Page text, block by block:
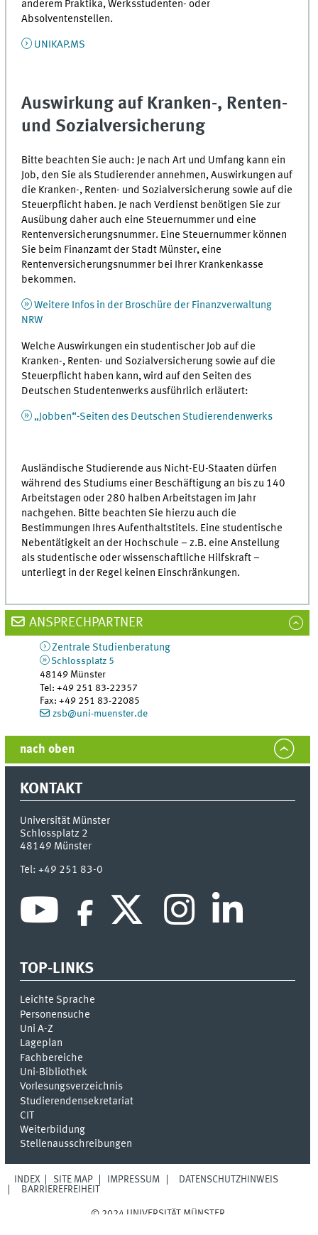
anderem Praktika, Werksstudenten- oder
Absolventenstellen.
UNIKAP.MS
Auswirkung auf Kranken-, Renten-
und Sozialversicherung
Bitte beachten Sie auch: Je nach Art und Umfang kann ein
Job, den Sie als Studierender annehmen, Auswirkungen auf
die Kranken-, Renten- und Sozialversicherung sowie auf die
Steuerpflicht haben. Je nach Verdienst benötigen Sie zur
Ausübung daher auch eine Steuernummer und eine
Rentenversicherungsnummer. Eine Steuernummer können
Sie beim Finanzamt der Stadt Münster, eine
Rentenversicherungsnummer bei Ihrer Krankenkasse
bekommen.
Weitere Infos in der Broschüre der Finanzverwaltung
NRW
Welche Auswirkungen ein studentischer Job auf die
Kranken-, Renten- und Sozialversicherung sowie auf die
Steuerpflicht haben kann, wird auf den Seiten des
Deutschen Studentenwerks ausführlich erläutert:
„Jobben“-Seiten des Deutschen Studierendenwerks
Ausländische Studierende aus Nicht-EU-Staaten dürfen
während des Studiums einer Beschäftigung an bis zu 140
Arbeitstagen oder 280 halben Arbeitstagen im Jahr
nachgehen. Bitte beachten Sie hierzu auch die
Bestimmungen Ihres Aufenthaltstitels. Eine studentische
Nebentätigkeit an der Hochschule – z.B. eine Anstellung
als studentische oder wissenschaftliche Hilfskraft –
unterliegt in der Regel keinen Einschränkungen.
ANSPRECHPARTNER
Zentrale Studienberatung
Schlossplatz 5
48149 Münster
Tel:+49 251 83-22357
Fax:+49 251 83-22085
zsb@uni-muenster.de
nach oben
KONTAKT
Universität Münster
Schlossplatz 2
48149 Münster
Tel:+49 251 83-0
TOP-LINKS
Leichte Sprache
Personensuche
Uni A-Z
Lageplan
Fachbereiche
Uni-Bi­bli­o­thek
Vor­le­sungs­ver­zeich­nis
Stu­die­ren­den­se­kre­ta­ri­at
CIT
Weiterbildung
Stellenausschreibungen
INDEX SITE MAP IMPRESSUM
DATENSCHUTZHINWEIS
BARRIEREFREIHEIT
© 2024 UNIVERSITÄT MÜNSTER